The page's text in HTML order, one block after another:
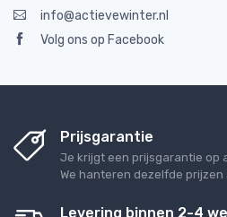
info@actievewinter.nl
Volg ons op Facebook
Prijsgarantie
Je krijgt een prijsgarantie op
We hanteren dezelfde prijzen
Levering binnen 2-4